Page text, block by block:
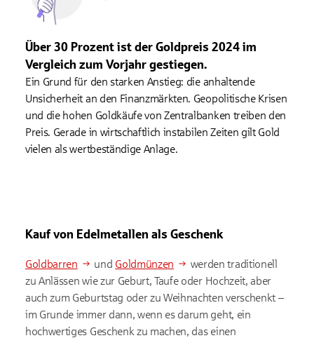
Über 30 Prozent ist der Goldpreis 2024 im
Vergleich zum Vorjahr gestiegen.
Ein Grund für den starken Anstieg: die anhaltende
Unsicherheit an den Finanzmärkten. Geopolitische Krisen
und die hohen Goldkäufe von Zentralbanken treiben den
Preis. Gerade in wirtschaftlich instabilen Zeiten gilt Gold
vielen als wertbeständige Anlage.
Kauf von Edelmetallen als Geschenk
Goldbarren und Goldmünzen
werden traditionell
zu Anlässen wie zur Geburt, Taufe oder Hochzeit, aber
auch zum Geburtstag oder zu Weihnachten verschenkt –
im Grunde immer dann, wenn es darum geht, ein
hochwertiges Geschenk zu machen, das einen